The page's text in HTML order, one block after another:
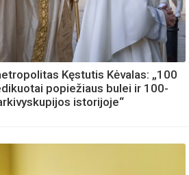
Kęstutis Kėvalas: „100
popiežiaus bulei ir 100-
istorijoje“